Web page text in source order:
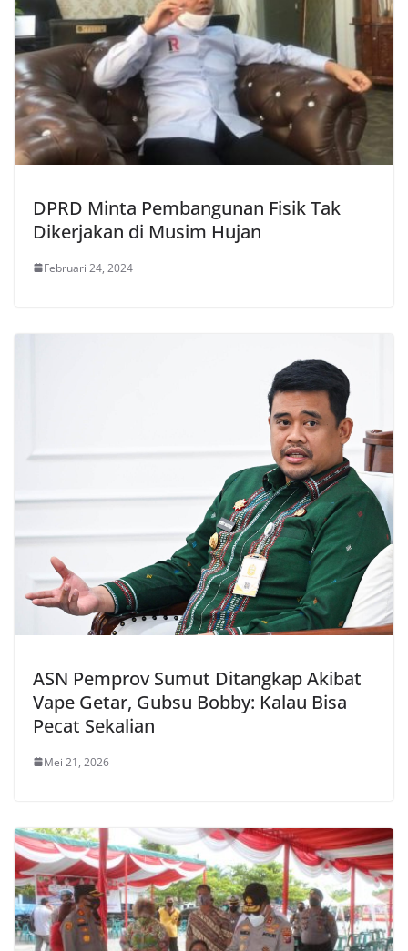
DPRD Minta Pembangunan Fisik Tak
Dikerjakan di Musim Hujan
Februari 24, 2024
ASN Pemprov Sumut Ditangkap Akibat
Vape Getar, Gubsu Bobby: Kalau Bisa
Pecat Sekalian
Mei 21, 2026